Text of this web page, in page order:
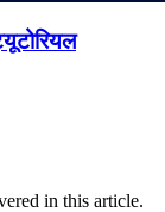
in this article.